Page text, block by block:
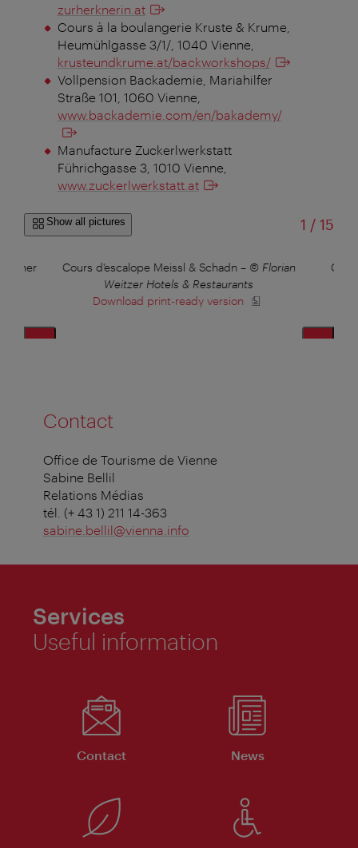
zurherknerin.at
Cours à la boulangerie Kruste & Krume,
Heumühlgasse 3/1/, 1040 Vienne,
krusteundkrume.at/backworkshops/
Vollpension Backademie, Mariahilfer
Straße 101, 1060 Vienne,
www.backademie.com/en/bakademy/
Manufacture Zuckerlwerkstatt
Führichgasse 3, 1010 Vienne,
www.zuckerlwerkstatt.at
Show all pictures 1 /of
15
Cours d'escalope Meissl & Schadn – © Florian
Weitzer Hotels & Restaurants
Download print-ready version
Contact
Office de Tourisme de Vienne
Sabine Bellil
Relations Médias
tél. (+ 43 1) 211 14-363
sabine.bellil@vienna.info
Services
Useful information
Contact News